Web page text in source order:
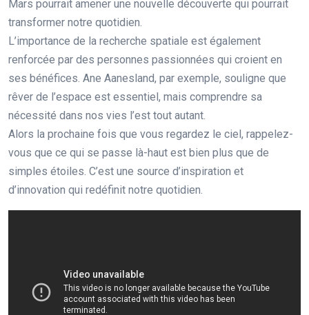
Mars pourrait amener une nouvelle découverte qui pourrait
transformer notre quotidien.
L’importance de la recherche spatiale est également
renforcée par des personnes passionnées qui croient en
ses bénéfices. Ane Aanesland, par exemple, souligne que
rêver de l’espace est essentiel, mais comprendre sa
nécessité dans nos vies l’est tout autant.
Alors la prochaine fois que vous regardez le ciel, rappelez-
vous que ce qui se passe là-haut est bien plus que de
simples étoiles. C’est une source d’inspiration et
d’innovation qui redéfinit notre quotidien.